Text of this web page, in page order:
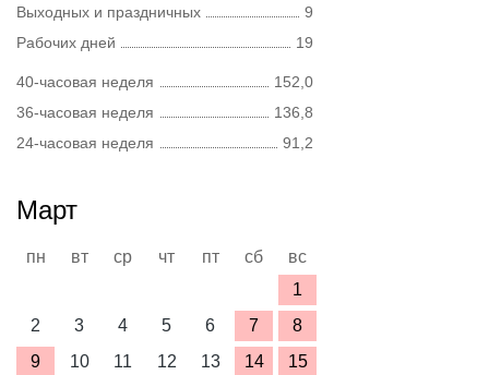
Выходных и праздничных
9
Рабочих дней
19
40-часовая неделя
152,0
36-часовая неделя
136,8
24-часовая неделя
91,2
Март
пн вт ср чт пт сб
вс
1
2
3 4 5 6 7
8
9
10 11 12 13 14
15